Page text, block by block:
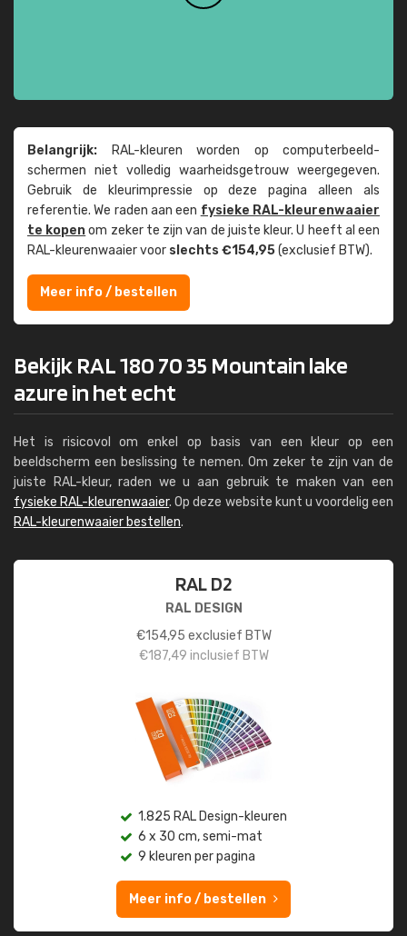
Belangrijk: RAL-kleuren worden op computer­beeld­
schermen niet volledig waarheids­­getrouw weer­gegeven.
Gebruik de kleur­impressie op deze pagina alleen als
referentie. We raden aan een fysieke RAL-kleuren­waaier
te kopenom zeker te zijn van de juiste kleur. U heeft al een
RAL-kleuren­waaier voor slechts €154,95(exclusief BTW).
Meer info / bestellen
Bekijk RAL 180 70 35 Mountain lake
azure in het echt
Het is risicovol om enkel op basis van een kleur op een
beeldscherm een beslissing te nemen. Om zeker te zijn van de
juiste RAL-kleur, raden we u aan gebruik te maken van een
fysieke RAL-kleurenwaaier. Op deze website kunt u voordelig een
RAL-kleurenwaaier bestellen.
RAL D2
RAL DESIGN
€154,95 exclusief BTW
€187,49 inclusief BTW
1.825 RAL Design-kleuren
6 x 30 cm, semi-mat
9 kleuren per pagina
Meer info / bestellen